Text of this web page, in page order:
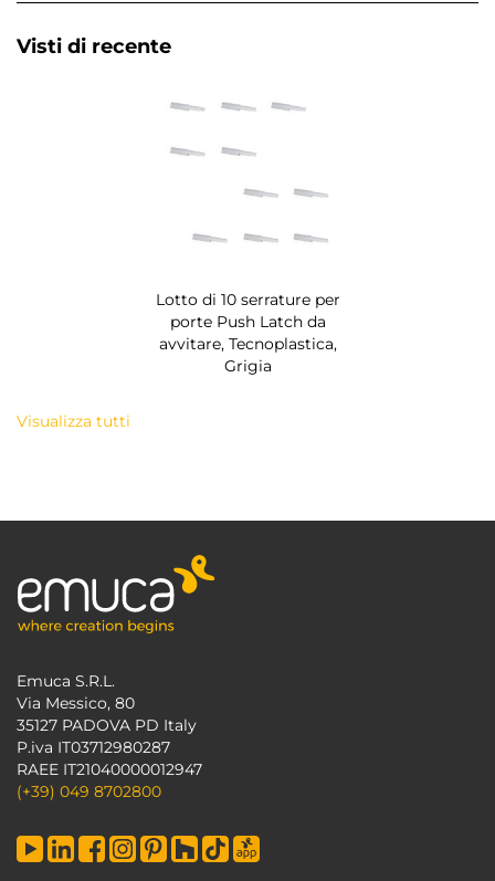
Visti di recente
Lotto di 10 serrature per
porte Push Latch da
avvitare, Tecnoplastica,
Grigia
Visualizza tutti
Emuca S.R.L.
Via Messico, 80
35127 PADOVA PD Italy
P.iva IT03712980287
RAEE IT21040000012947
(+39) 049 8702800